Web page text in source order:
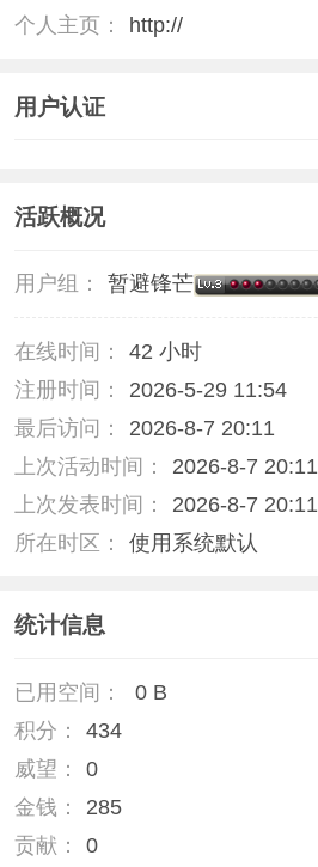
个人主页：
http://
用户认证
活跃概况
用户组： 暂避锋芒
在线时间：
42 小时
注册时间：
2026-5-29 11:54
最后访问：
2026-8-7 20:11
上次活动时间：
2026-8-7 20:11
上次发表时间：
2026-8-7 20:11
所在时区：
使用系统默认
统计信息
已用空间：
0 B
积分：
434
威望：
0
金钱：
285
贡献：
0